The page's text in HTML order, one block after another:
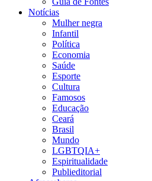
Notícias
Mulher negra
Infantil
Política
Economia
Saúde
Esporte
Cultura
Famosos
Educação
Ceará
Brasil
Mundo
LGBTQIA+
Espiritualidade
Publieditorial